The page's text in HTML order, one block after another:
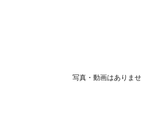
写真・動画はありま